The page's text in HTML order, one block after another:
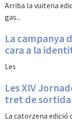
Arriba la vuitena
gas...
La campanya
cara a la
Les
Les XIV
tret de sortida
La catorzena edició